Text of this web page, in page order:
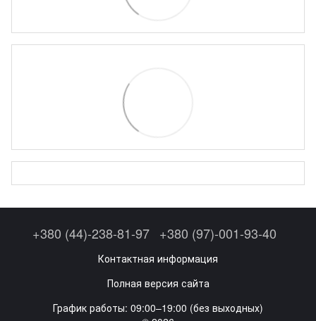
+380 (44)-238-81-97 +380 (97)-001-93-40
Контактная информация
Полная версия сайта
График работы: 09:00–19:00 (без выходных)